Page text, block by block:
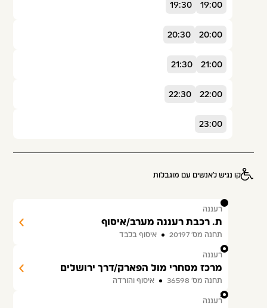
19:00
19:30
20:00
20:30
21:00
21:30
22:00
22:30
23:00
קו נגיש לאנשים עם מוגבלות
1
רעננה
ת. רכבת רעננה מערב/איסוף
תחנה מס׳ 20197 איסוף בלבד
2
רעננה
מרכז מסחרי מול הפארק/דרך ירושלים
תחנה מס׳ 36598 איסוף והורדה
3
רעננה